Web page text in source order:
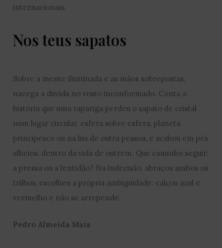
internacionais.
Nos teus sapatos
Sobre a mente iluminada e as mãos sobrepostas,
navega a dúvida no rosto inconformado. Conta a
história que uma rapariga perdeu o sapato de cristal
num lugar circular, esfera sobre esfera, planeta
principesco ou na lua de outra pessoa, e acabou em pés
alheios, dentro da vida de outrem. Que caminho seguir:
a pressa ou a lentidão? Na indecisão, abraçou ambos os
trilhos, escolheu a própria ambiguidade: calçou azul e
vermelho e não se arrepende.
Pedro Almeida Maia